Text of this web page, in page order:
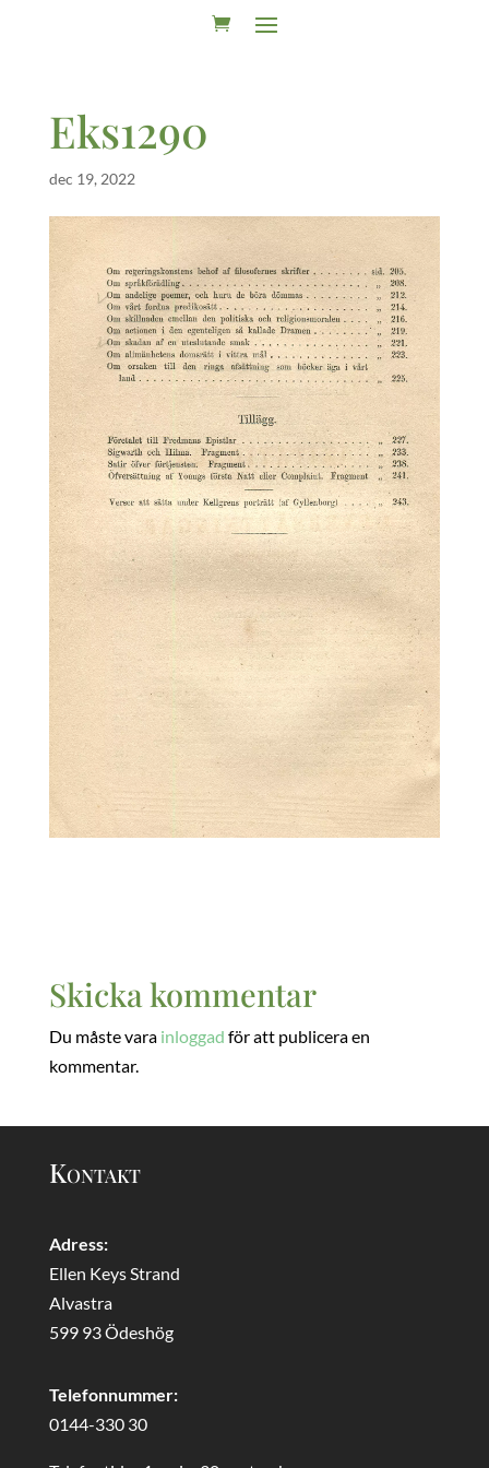
Eks1290
dec 19, 2022
Skicka kommentar
Du måste vara inloggad för att publicera en
kommentar.
Kontakt
Adress:
Ellen Keys Strand
Alvastra
599 93 Ödeshög
Telefonnummer:
0144-330 30